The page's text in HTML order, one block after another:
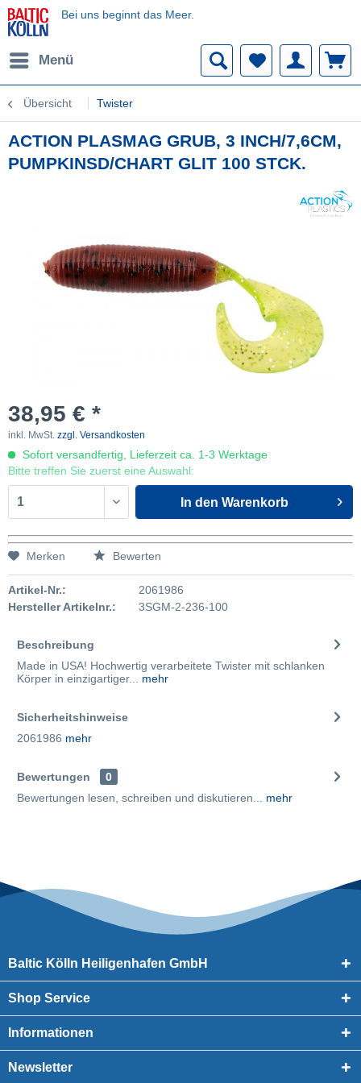
Bei uns beginnt das Meer.
Menü
Übersicht Twister
ACTION PLASMAG GRUB, 3 INCH/7,6CM,
PUMPKINSD/CHART GLIT 100 STCK.
38,95 € *
inkl. MwSt. zzgl. Versandkosten
Sofort versandfertig, Lieferzeit ca. 1-3 Werktage
Bitte treffen Sie zuerst eine Auswahl:
In den Warenkorb
Merken Bewerten
Artikel-Nr.:
2061986
Hersteller Artikelnr.:
3SGM-2-236-100
Beschreibung
Made in USA! Hochwertig verarbeitete Twister mit schlanken
Körper in einzigartiger...
mehr
Sicherheitshinweise
2061986 mehr
Bewertungen
0
Bewertungen lesen, schreiben und diskutieren...
mehr
Baltic Kölln Heiligenhafen GmbH
Shop Service
Informationen
Newsletter